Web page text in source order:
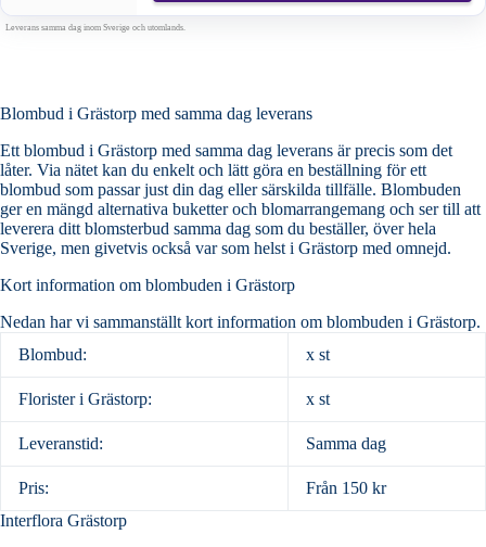
Leverans samma dag inom Sverige och utomlands.
Blombud i Grästorp med samma dag leverans
Ett blombud i Grästorp med samma dag leverans är precis som det
låter. Via nätet kan du enkelt och lätt göra en beställning för ett
blombud som passar just din dag eller särskilda tillfälle. Blombuden
ger en mängd alternativa buketter och blomarrangemang och ser till att
leverera ditt blomsterbud samma dag som du beställer, över hela
Sverige, men givetvis också var som helst i Grästorp med omnejd.
Kort information om blombuden i Grästorp
Nedan har vi sammanställt kort information om blombuden i Grästorp.
Blombud:
x st
Florister i Grästorp: x st
Leveranstid: Samma dag
Pris:
Från 150 kr
Interflora Grästorp